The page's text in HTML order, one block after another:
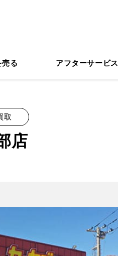
売る アフターサービス
取
店